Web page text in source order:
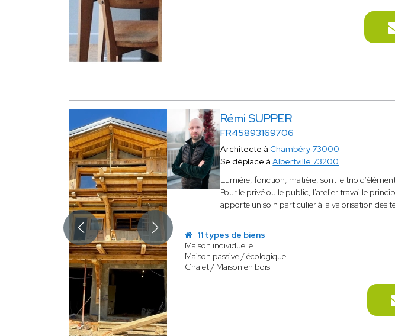
Rémi SUPPER
FR45893169706
Architecte à Chambéry 73000
Se déplace àAlbertville 73200
Lumière, fonction, matière, sont le trio
Pour le privé ou le public, l'atelier travaille
apporte un soin particulier à la valorisation des
11 types de biens
Maison individuelle
Maison passive / écologique
Chalet / Maison en bois